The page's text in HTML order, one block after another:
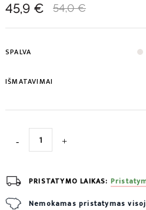
45,9 € 54,0 €
SPALVA
IŠMATAVIMAI
PRISTATYMO LAIKAS:
Nemokamas pristatymas